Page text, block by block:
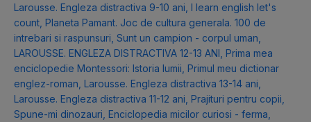
Larousse. Engleza distractiva 9-10 ani I learn english let's
count Planeta Pamant. Joc de cultura generala. 100 de
intrebari si raspunsuri Sunt un campion - corpul uman
LAROUSSE. ENGLEZA DISTRACTIVA 12-13 ANI Prima mea
enciclopedie Montessori: Istoria lumii Primul meu dictionar
englez-roman Larousse. Engleza distractiva 13-14 ani
Larousse. Engleza distractiva 11-12 ani Prajituri pentru copii
Spune-mi dinozauri Enciclopedia micilor curiosi - ferma